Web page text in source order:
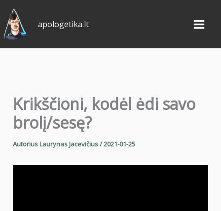
Pereiti
prie
turinio
apologetika.lt
Krikščioni, kodėl ėdi savo
brolį/sesę?
AutoriusLaurynas Jacevičius/2021-01-25